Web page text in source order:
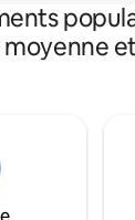
moyenne